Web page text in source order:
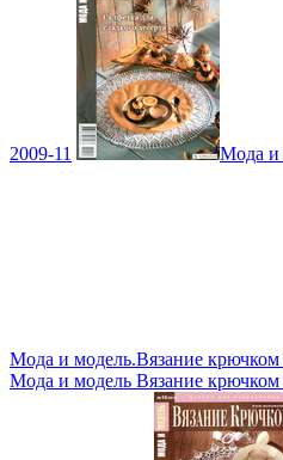
2009-11 Мода и
Мода и модель.Вязание крючком
Мода и модель Вязание